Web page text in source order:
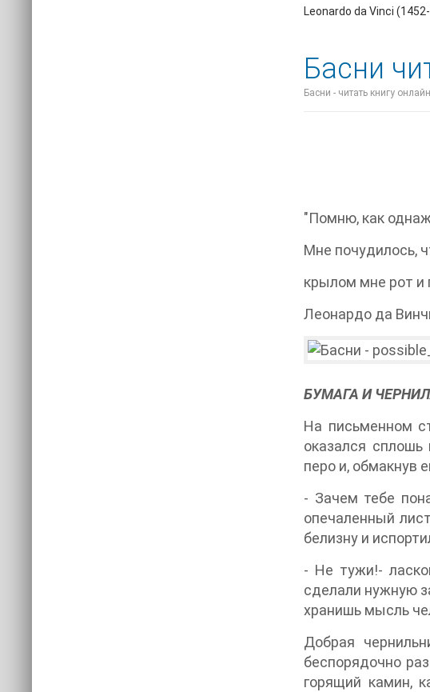
Leonardo da Vinci
Басни
Басни - читать книгу
"Помню, как
Мне почудилось,
крылом мне рот и
Леонардо да
БУМАГА И
На письменном
оказался
перо и, обмакнув
- Зачем тебе
опечаленный
белизну и
- Не тужи!-
сделали нужную
хранишь мысль
Добрая
беспорядочно
горящий камин,